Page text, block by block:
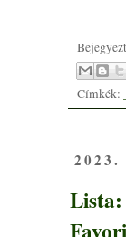
Címkék:
2023.
Lista: